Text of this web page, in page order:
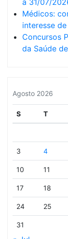
a 31/07/
Médicos:
interesse
Concursos
da Saúde
Agosto 2026
S T
3 4
10 11
17 18
24 25
31